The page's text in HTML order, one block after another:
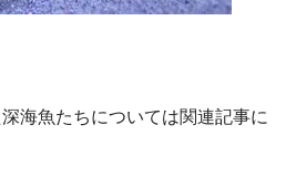
海魚たちについては関連記事に